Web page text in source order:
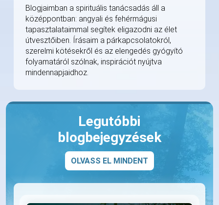
Blogjaimban a spirituális tanácsadás áll a
középpontban: angyali és fehérmágusi
tapasztalataimmal segítek eligazodni az élet
útvesztőiben. Írásaim a párkapcsolatokról,
szerelmi kötésekről és az elengedés gyógyító
folyamatáról szólnak, inspirációt nyújtva
mindennapjaidhoz.
Legutóbbi
blogbejegyzések
OLVASS EL MINDENT